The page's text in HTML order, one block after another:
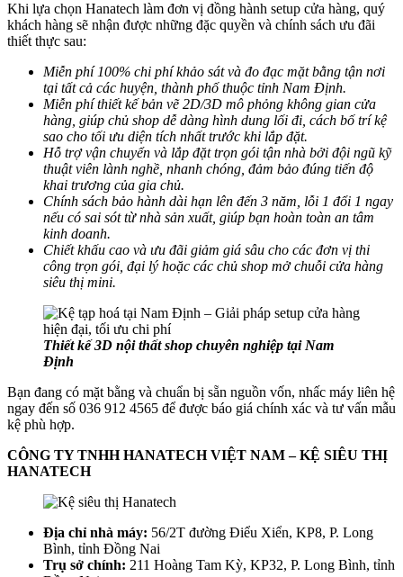
Khi lựa chọn Hanatech làm đơn vị đồng hành setup cửa hàng, quý
khách hàng sẽ nhận được những đặc quyền và chính sách ưu đãi
thiết thực sau:
Miễn phí 100% chi phí khảo sát và đo đạc mặt bằng tận nơi
tại tất cả các huyện, thành phố thuộc tỉnh Nam Định.
Miễn phí thiết kế bản vẽ 2D/3D mô phỏng không gian cửa
hàng, giúp chủ shop dễ dàng hình dung lối đi, cách bố trí kệ
sao cho tối ưu diện tích nhất trước khi lắp đặt.
Hỗ trợ vận chuyển và lắp đặt trọn gói tận nhà bởi đội ngũ kỹ
thuật viên lành nghề, nhanh chóng, đảm bảo đúng tiến độ
khai trương của gia chủ.
Chính sách bảo hành dài hạn lên đến 3 năm, lỗi 1 đổi 1 ngay
nếu có sai sót từ nhà sản xuất, giúp bạn hoàn toàn an tâm
kinh doanh.
Chiết khấu cao và ưu đãi giảm giá sâu cho các đơn vị thi
công trọn gói, đại lý hoặc các chủ shop mở chuỗi cửa hàng
siêu thị mini.
Thiết kế 3D nội thất shop chuyên nghiệp tại Nam
Định
Bạn đang có mặt bằng và chuẩn bị sẵn nguồn vốn, nhấc máy liên hệ
ngay đến số 036 912 4565 để được báo giá chính xác và tư vấn mẫu
kệ phù hợp.
CÔNG TY TNHH HANATECH VIỆT NAM – KỆ SIÊU THỊ
HANATECH
Địa chỉ nhà máy: 56/2T đường Điểu Xiển, KP8, P. Long
Bình, tỉnh Đồng Nai
Trụ sở chính: 211 Hoàng Tam Kỳ, KP32, P. Long Bình, tỉnh